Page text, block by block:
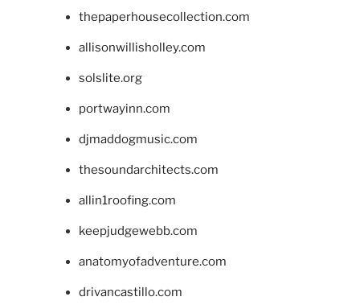
thepaperhousecollection.com
allisonwillisholley.com
solslite.org
portwayinn.com
djmaddogmusic.com
thesoundarchitects.com
allin1roofing.com
keepjudgewebb.com
anatomyofadventure.com
drivancastillo.com